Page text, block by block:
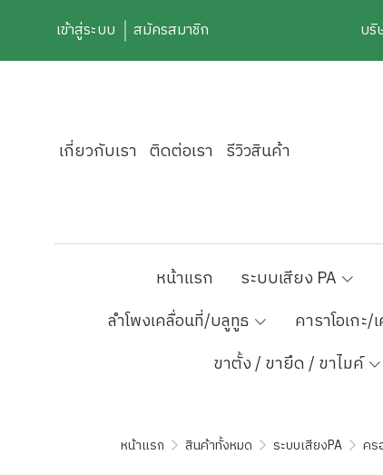
เข้าสู่ระบบ สมัครสมาชิก บริ
เกี่ยวกับเรา ติดต่อเรา รีวิวสินค้า
หน้าแรก ระบบเสียง PA
ลำโพงเคลื่อนที่/บลูทูธ
คาราโอเกะ
ขาตั้ง / ขายึด / ขาไมค์
หน้าแรก สินค้าทั้งหมด ระบบเสียงPA คร